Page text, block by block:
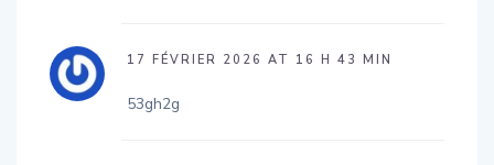
17 FÉVRIER 2026 AT 16 H 43 MIN
53gh2g